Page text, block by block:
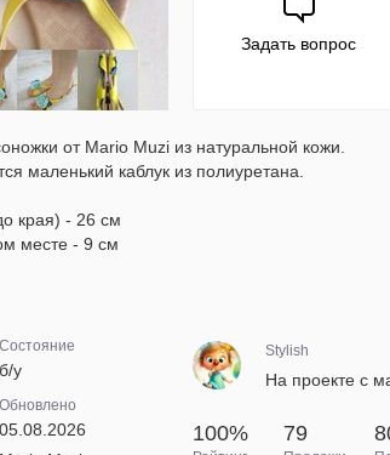
Задать вопрос
от Mario Muzi из натуральной кожи.
маленький каблук из полиуретана.
края) - 26 см
месте - 9 см
Состояние
б/у
Обновлено
05.08.2026
Stylish
На проекте с
100% 79